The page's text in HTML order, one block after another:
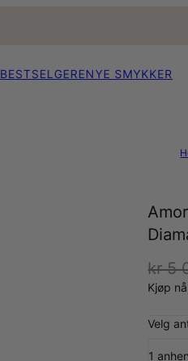
BESTSELGERENYE SMYKKER
kr 5
Kjøp
Velg
1